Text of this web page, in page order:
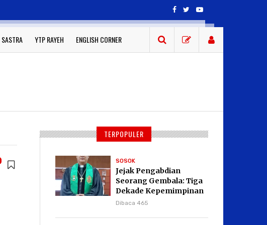
SASTRA YTP RAYEH ENGLISH CORNER
TERPOPULER
SOSOK
Jejak Pengabdian
Seorang Gembala: Tiga
Dekade Kepemimpinan
Pdt. Dr. Yulius Daud di
Dibaca 465